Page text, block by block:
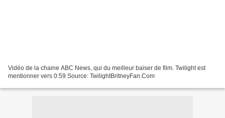
Vidéo de la chaine ABC News, qui du meilleur baiser de film. Twilight est
mentionner vers 0:59 Source: TwilightBritneyFan.Com